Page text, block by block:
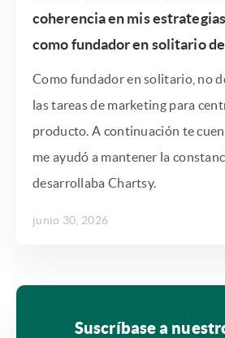
coherencia en mis
como fundador en solitario
Como fundador en solitario, no
las tareas de marketing para
producto. A continuación te
me ayudó a mantener la
desarrollaba Chartsy.
junio 30, 2026
Suscríbase a